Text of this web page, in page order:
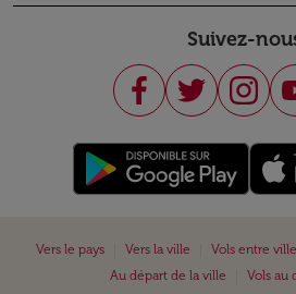
Suivez-
Vers le pays Vers la ville Vols entre
Au départ de la ville
Vols au